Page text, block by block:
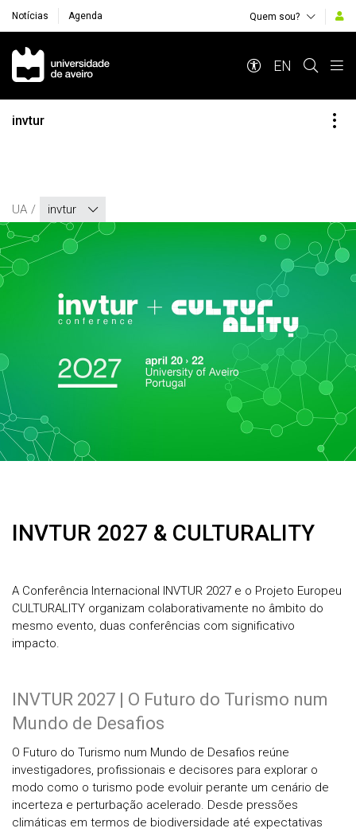
Notícias Agenda Quem sou?
Navegação Principal
EN
invtur
UA invtur
INVTUR 2027 & CULTURALITY
A Conferência Internacional INVTUR 2027 e o Projeto Europeu
CULTURALITY organizam colaborativamente no âmbito do
mesmo evento, duas conferências com significativo
impacto.
INVTUR 2027 | O Futuro do Turismo num
Mundo de Desafios
O Futuro do Turismo num Mundo de Desafios reúne
investigadores, profissionais e decisores para explorar o
modo como o turismo pode evoluir perante um cenário de
incerteza e perturbação acelerado. Desde pressões
climáticas em termos de biodiversidade até expectativas